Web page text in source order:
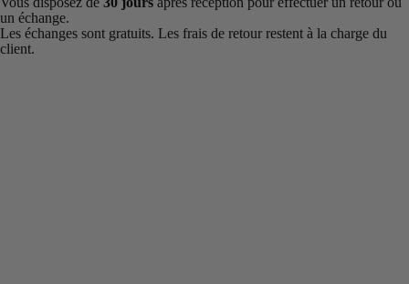
un échange.
Les échanges sont gratuits. Les frais de retour restent à la charge du
client.